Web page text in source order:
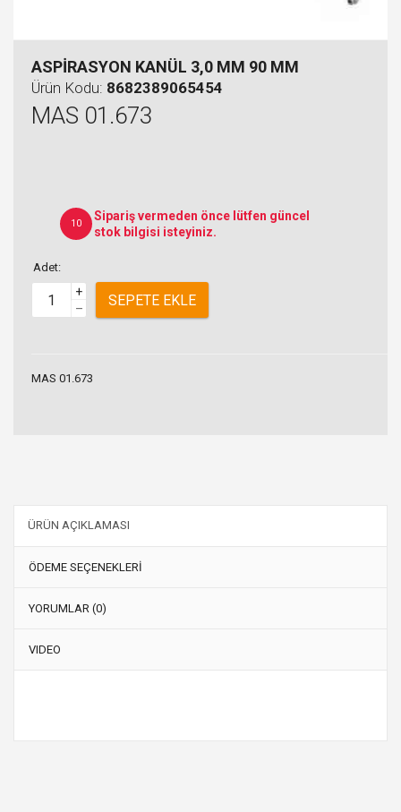
ASPİRASYON KANÜL 3,0 MM 90 MM
Ürün Kodu: 8682389065454
MAS 01.673
10
Sipariş vermeden önce lütfen güncel
stok bilgisi isteyiniz.
Adet:
+
–
SEPETE EKLE
MAS 01.673
ÜRÜN AÇIKLAMASI
ÖDEME SEÇENEKLERİ
YORUMLAR (0)
VIDEO